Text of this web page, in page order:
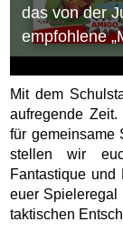
das von der
empfohlene
Mit dem
aufregende
für gemeinsame
stellen wir
Fantastique und
euer Spieleregal
taktischen